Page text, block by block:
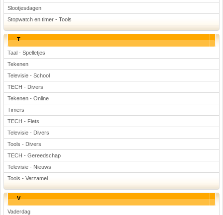
Slootjesdagen
Stopwatch en timer - Tools
T
Taal - Spelletjes
Tekenen
Televisie - School
TECH - Divers
Tekenen - Online
Timers
TECH - Fiets
Televisie - Divers
Tools - Divers
TECH - Gereedschap
Televisie - Nieuws
Tools - Verzamel
V
Vaderdag